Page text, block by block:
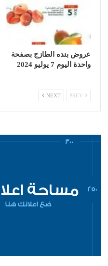
عروض بنده الطازج بصفحة
واحدة اليوم 7 يوليو 2024
NEXT